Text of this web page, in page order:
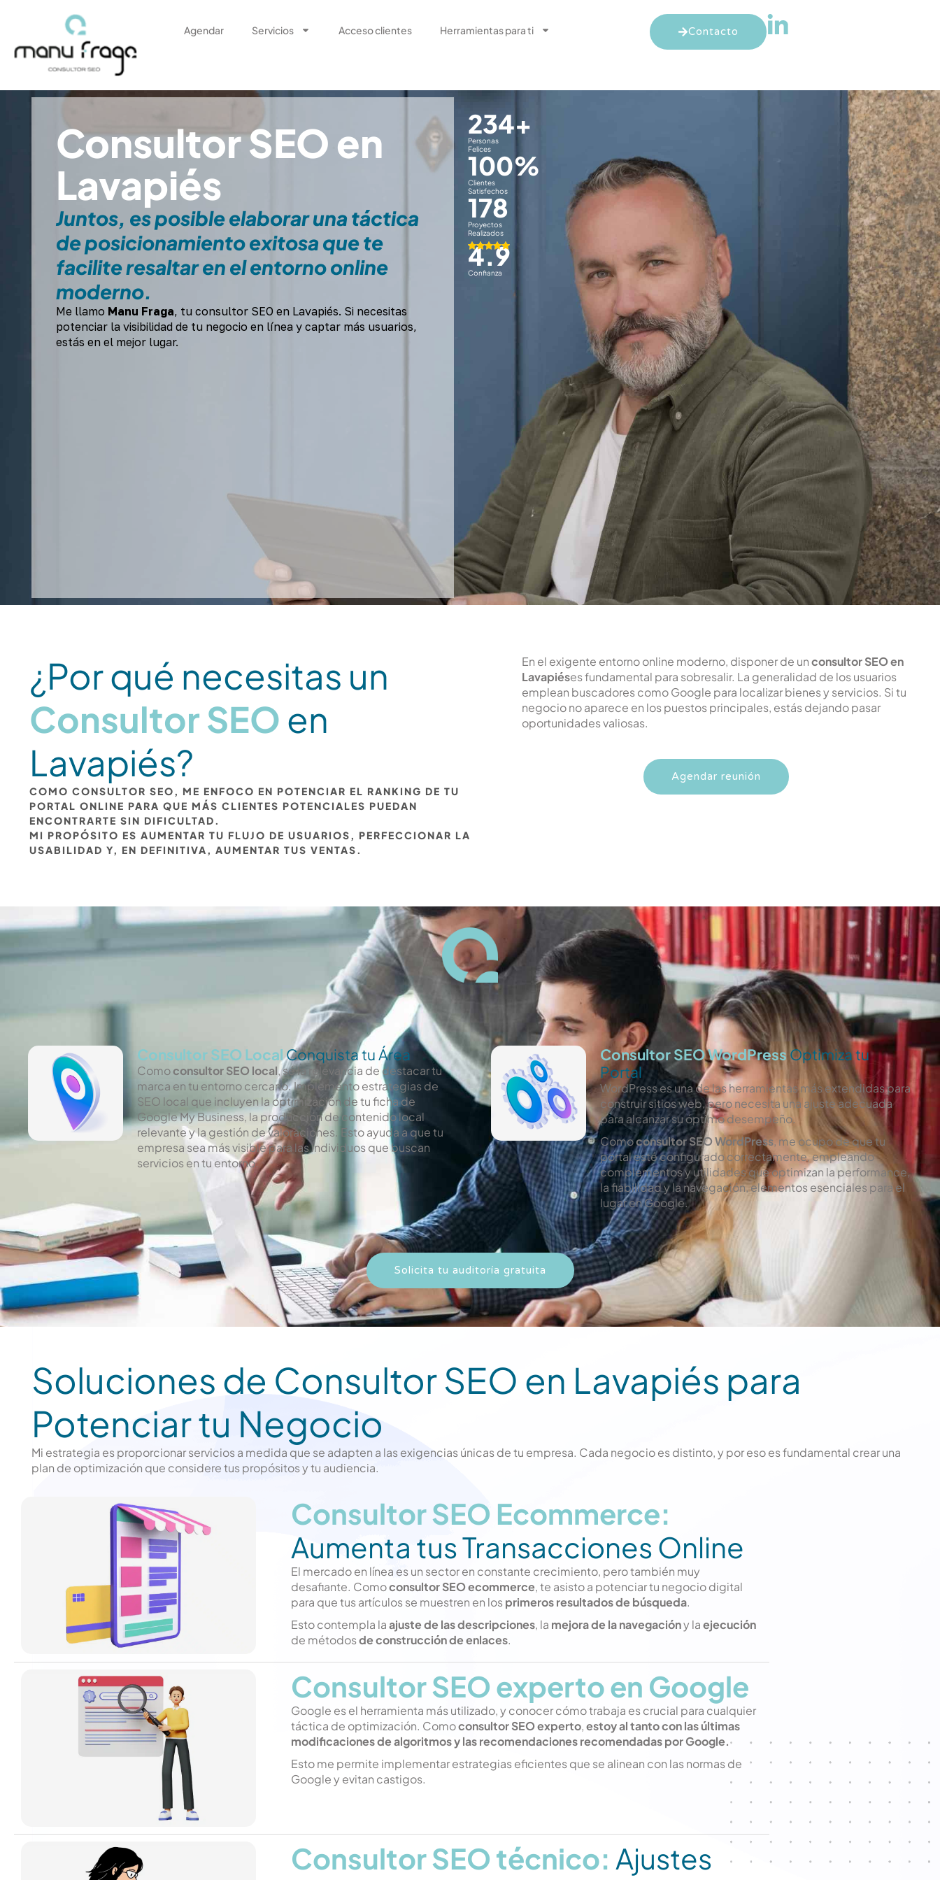
Agendar Servicios Acceso clientes Herramientas para ti Contacto
Consultor SEO en
Lavapiés
Juntos, es posible elaborar una táctica
de posicionamiento exitosa que te
facilite resaltar en el entorno online
moderno.
Me llamo Manu Fraga, tu consultor SEO en Lavapiés. Si necesitas
potenciar la visibilidad de tu negocio en línea y captar más usuarios,
estás en el mejor lugar.
Personas
Felices
234+
Clientes
Satisfechos
100%
Proyectos
Realizados
178
Confianza
4.9
¿Por qué necesitas un
Consultor SEO en
Lavapiés?
COMO CONSULTOR SEO, ME ENFOCO EN POTENCIAR EL RANKING DE TU
PORTAL ONLINE PARA QUE MÁS CLIENTES POTENCIALES PUEDAN
ENCONTRARTE SIN DIFICULTAD.
MI PROPÓSITO ES AUMENTAR TU FLUJO DE USUARIOS, PERFECCIONAR LA
USABILIDAD Y, EN DEFINITIVA, AUMENTAR TUS VENTAS.
En el exigente entorno online moderno, disponer de unconsultor SEO en
Lavapiéses fundamental para sobresalir. La generalidad de los usuarios
emplean buscadores como Google para localizar bienes y servicios. Si tu
negocio no aparece en los puestos principales, estás dejando pasar
oportunidades valiosas.
Agendar reunión
Consultor SEO LocalConquista tu Área
Comoconsultor SEO local, sé la relevancia de destacar tu
marca en tu entorno cercano. Implemento estrategias de
SEO local que incluyen la optimización de tu ficha de
Google My Business, la producción de contenido local
relevante y la gestión de valoraciones. Esto ayuda a que tu
empresa sea más visible para las individuos que buscan
servicios en tu entorno.
Consultor SEO WordPress Optimiza tu
Portal
WordPress es una de las herramientas más extendidas para
construir sitios web, pero necesita una ajuste adecuada
para alcanzar su óptimo desempeño.
Comoconsultor SEO WordPress, me ocupo de que tu
portal esté configurado correctamente, empleando
complementos y utilidades que optimizan la performance,
la fiabilidad y la navegación, elementos esenciales para el
lugar en Google.
Solicita tu auditoría gratuita
Soluciones de Consultor SEO en Lavapiés para
Potenciar tu Negocio
Mi estrategia es proporcionar servicios a medida que se adapten a las exigencias únicas de tu empresa. Cada negocio es distinto, y por eso es fundamental crear una
plan de optimización que considere tus propósitos y tu audiencia.
Consultor SEO Ecommerce:
Aumenta tus Transacciones Online
El mercado en línea es un sector en constante crecimiento, pero también muy
desafiante. Comoconsultor SEO ecommerce, te asisto a potenciar tu negocio digital
para que tus artículos se muestren en losprimeros resultados de búsqueda.
Esto contempla laajuste de las descripciones, la mejora de la navegacióny laejecución
de métodosde construcción de enlaces.
Consultor SEO experto en Google
Google es el herramienta más utilizado, y conocer cómo trabaja es crucial para cualquier
táctica de optimización. Comoconsultor SEO experto,estoy al tanto con las últimas
modificaciones de algoritmos y las recomendaciones recomendadas por Google.
Esto me permite implementar estrategias eficientes que se alinean con las normas de
Google y evitan castigos.
Consultor SEO técnico: Ajustes